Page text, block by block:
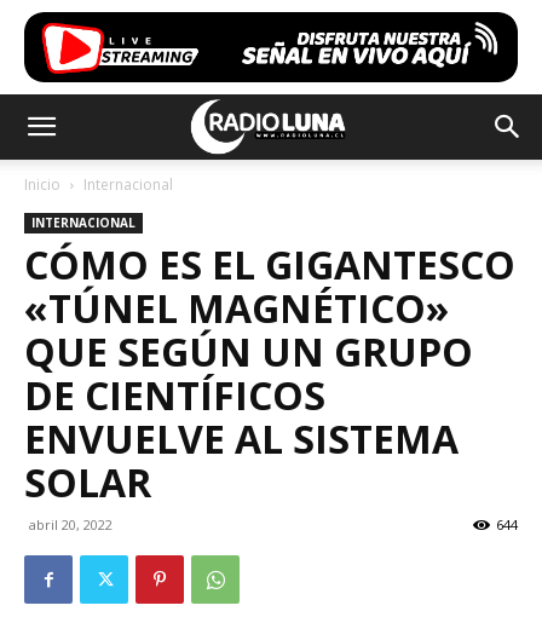
Inicio Internacional
INTERNACIONAL
CÓMO ES EL GIGANTESCO
«TÚNEL MAGNÉTICO»
QUE SEGÚN UN GRUPO
DE CIENTÍFICOS
ENVUELVE AL SISTEMA
SOLAR
abril 20, 2022 644